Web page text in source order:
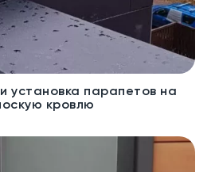
установка парапетов на
кровлю